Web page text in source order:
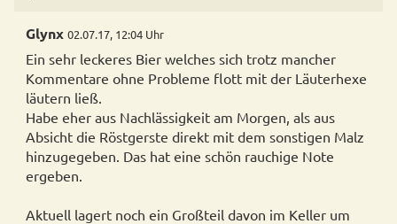
Glynx 02.07.17, 12:04 Uhr
Ein sehr leckeres Bier welches sich trotz mancher
Kommentare ohne Probleme flott mit der Läuterhexe
läutern ließ.
Habe eher aus Nachlässigkeit am Morgen, als aus
Absicht die Röstgerste direkt mit dem sonstigen Malz
hinzugegeben. Das hat eine schön rauchige Note
ergeben.
Aktuell lagert noch ein Großteil davon im Keller um